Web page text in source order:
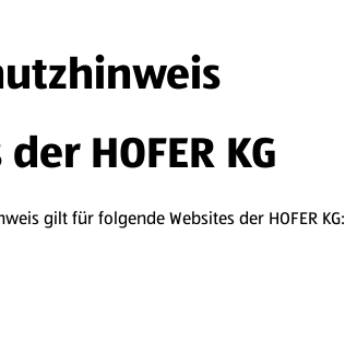
HOFER KG
gilt für folgende Websites der HOFER KG: